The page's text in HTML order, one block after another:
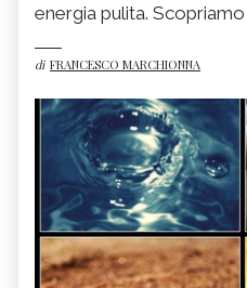
energia pulita. Scopriamo
di FRANCESCO MARCHIONNA